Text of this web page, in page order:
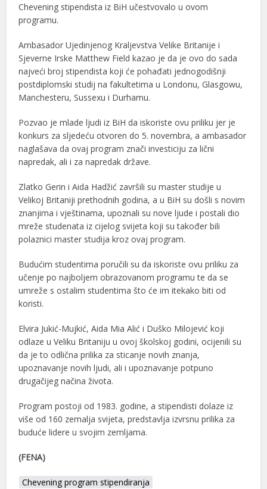
Chevening stipendista iz BiH učestvovalo u ovom
programu.
Ambasador Ujedinjenog Kraljevstva Velike Britanije i
Sjeverne Irske Matthew Field kazao je da je ovo do sada
najveći broj stipendista koji će pohađati jednogodišnji
postdiplomski studij na fakultetima u Londonu, Glasgowu,
Manchesteru, Sussexu i Durhamu.
Pozvao je mlade ljudi iz BiH da iskoriste ovu priliku jer je
konkurs za sljedeću otvoren do 5. novembra, a ambasador
naglašava da ovaj program znači investiciju za lični
napredak, ali i za napredak države.
Zlatko Gerin i Aida Hadžić završili su master studije u
Velikoj Britaniji prethodnih godina, a u BiH su došli s novim
znanjima i vještinama, upoznali su nove ljude i postali dio
mreže studenata iz cijelog svijeta koji su također bili
polaznici master studija kroz ovaj program.
Budućim studentima poručili su da iskoriste ovu priliku za
učenje po najboljem obrazovanom programu te da se
umreže s ostalim studentima što će im itekako biti od
koristi.
Elvira Jukić-Mujkić, Aida Mia Alić i Duško Milojević koji
odlaze u Veliku Britaniju u ovoj školskoj godini, ocijenili su
da je to odlična prilika za sticanje novih znanja,
upoznavanje novih ljudi, ali i upoznavanje potpuno
drugačijeg načina života.
Program postoji od 1983. godine, a stipendisti dolaze iz
više od 160 zemalja svijeta, predstavlja izvrsnu prilika za
buduće lidere u svojim zemljama.
(FENA)
Chevening program stipendiranja